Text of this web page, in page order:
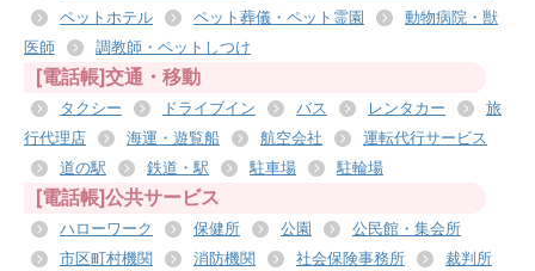
ペットホテル
ペット葬儀・ペット霊園
動物病院・獣
医師
調教師・ペットしつけ
[電話帳]交通・移動
タクシー ドライブイン バス レンタカー
旅
行代理店
海運・遊覧船 航空会社
運転代行サービス
道の駅
鉄道・駅 駐車場 駐輪場
[電話帳]公共サービス
ハローワーク 保健所 公園
公民館・集会所
市区町村機関
消防機関 社会保険事務所 裁判所